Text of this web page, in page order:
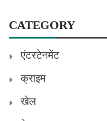
CATEGORY
एंटरटेनमेंट
क्राइम
खेल